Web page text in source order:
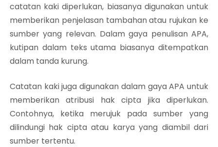
catatan kaki diperlukan, biasanya digunakan untuk
memberikan penjelasan tambahan atau rujukan ke
sumber yang relevan. Dalam gaya penulisan APA,
kutipan dalam teks utama biasanya ditempatkan
dalam tanda kurung.
Catatan kaki juga digunakan dalam gaya APA untuk
memberikan atribusi hak cipta jika diperlukan.
Contohnya, ketika merujuk pada sumber yang
dilindungi hak cipta atau karya yang diambil dari
sumber tertentu.